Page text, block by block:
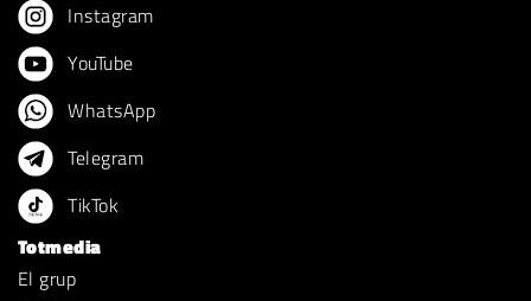
Instagram
YouTube
WhatsApp
Telegram
TikTok
Totmedia
El grup